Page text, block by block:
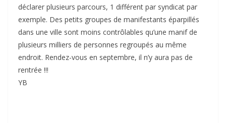
déclarer plusieurs parcours, 1 différent par syndicat par
exemple. Des petits groupes de manifestants éparpillés
dans une ville sont moins contrôlables qu’une manif de
plusieurs milliers de personnes regroupés au même
endroit. Rendez-vous en septembre, il n’y aura pas de
rentrée !!!
YB